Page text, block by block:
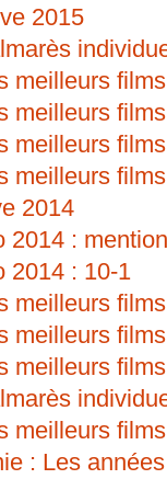
2015
meilleurs
meilleurs
meilleurs
meilleurs
2014
2014 :
2014 : 10-1
meilleurs
meilleurs
meilleurs
meilleurs
: Les